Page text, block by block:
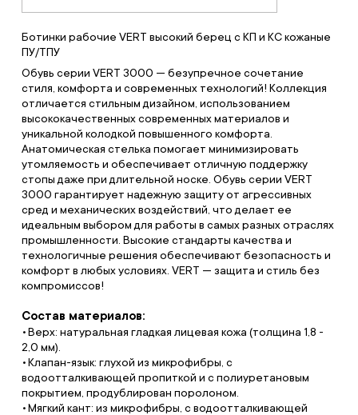
Ботинки рабочие VERT высокий берец с КП и КС кожаные
ПУ/ТПУ
Обувь серии VERT 3000 — безупречное сочетание
стиля, комфорта и современных технологий! Коллекция
отличается стильным дизайном, использованием
высококачественных современных материалов и
уникальной колодкой повышенного комфорта.
Анатомическая стелька помогает минимизировать
утомляемость и обеспечивает отличную поддержку
стопы даже при длительной носке. Обувь серии VERT
3000 гарантирует надежную защиту от агрессивных
сред и механических воздействий, что делает ее
идеальным выбором для работы в самых разных отраслях
промышленности. Высокие стандарты качества и
технологичные решения обеспечивают безопасность и
комфорт в любых условиях. VERT — защита и стиль без
компромиссов!
Состав материалов:
Верх: натуральная гладкая лицевая кожа (толщина 1,8 -
2,0 мм).
Клапан-язык: глухой из микрофибры, с
водоотталкивающей пропиткой и с полиуретановым
покрытием, продублирован поролоном.
Мягкий кант: из микрофибры, с водоотталкивающей